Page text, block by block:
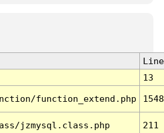
Line
13
function_extend.php 1548
jzmysql.class.php 211